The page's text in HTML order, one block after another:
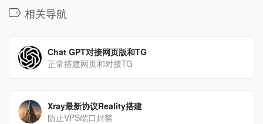
相关导航
Chat GPT对接网页版和TG
正常搭建网页和对接TG
Xray最新协议Reality搭建
防止VPS端口封禁